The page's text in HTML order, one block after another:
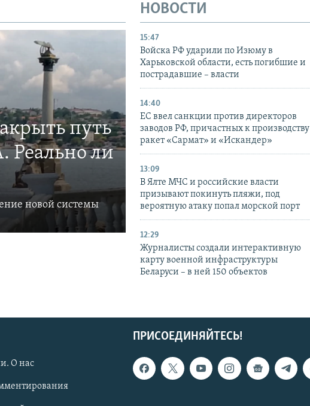
путь
Реально ли
новой системы
НОВОСТИ
15:47
Войска РФ ударили по Изюму в
Харьковской области, есть погибшие и
пострадавшие – власти
14:40
ЕС ввел санкции против директоров
заводов РФ, причастных к производству
ракет «Сармат» и «Искандер»
13:09
В Ялте МЧС и российские власти
призывают покинуть пляжи, под
вероятную атаку попал морской порт
12:29
Журналисты создали интерактивную
карту военной инфраструктуры
Беларуси – в ней 150 объектов
ПРИСОЕДИНЯЙТЕСЬ!
О нас